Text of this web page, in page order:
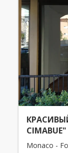
CIMABUE"
Monaco -